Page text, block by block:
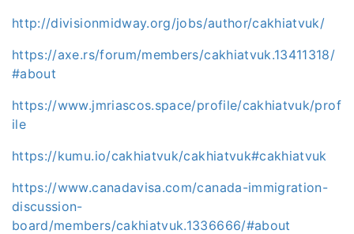
http://divisionmidway.org/jobs/author/cakhiatvuk/
https://axe.rs/forum/members/cakhiatvuk.13411318/
#about
https://www.jmriascos.space/profile/cakhiatvuk/prof
ile
https://kumu.io/cakhiatvuk/cakhiatvuk#cakhiatvuk
https://www.canadavisa.com/canada-immigration-
discussion-
board/members/cakhiatvuk.1336666/#about